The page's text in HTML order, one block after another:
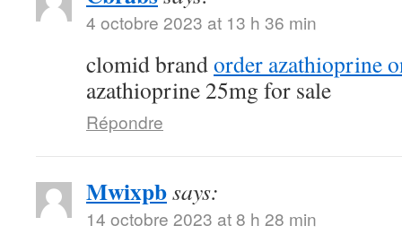
4 octobre 2023 at 13 h 36 min
clomid brandorder azathioprine
azathioprine 25mg for sale
Répondre
Mwixpbsays:
14 octobre 2023 at 8 h 28 min